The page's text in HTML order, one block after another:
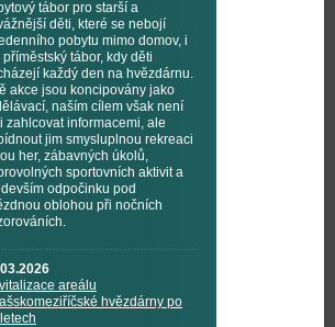
tábor pro starší a
děti, které se nebojí
pobytu mimo domov, i
příměstský tábor, kdy děti
každý den na hvězdárnu.
akce jsou koncipovány jako
naším cílem však není
zahlcovat informacemi, ale
jim smysluplnou rekreaci
her, zábavných úkolů,
sportovních aktivit a
odpočinku pod
oblohou při nočních
areálu
hvězdárny po